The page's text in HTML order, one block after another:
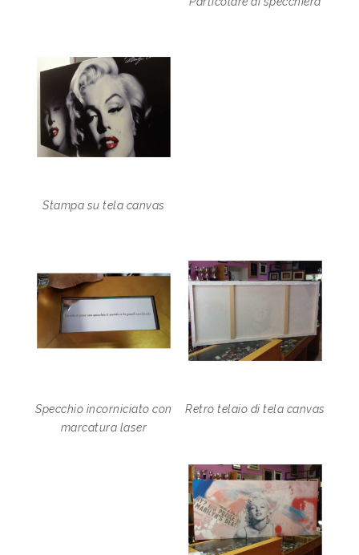
Stampa su tela canvas
Specchio incorniciato con
marcatura laser
Retro telaio di tela canvas